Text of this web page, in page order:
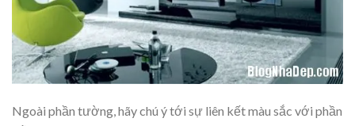
Ngoài phần tường, hãy chú ý tới sự liên kết màu sắc với phần